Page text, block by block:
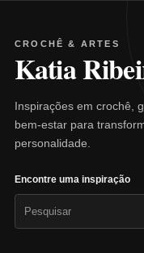
CROCHÊ & ARTES
Katia
Inspirações em crochê,
bem-estar para
personalidade.
Encontre uma inspiração